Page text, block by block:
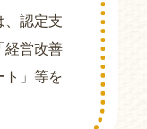
、認定支
経営改善
ト」等を